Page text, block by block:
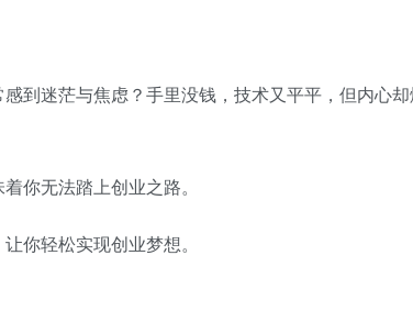
到迷茫与焦虑？手里没钱，技术又平平，但内心
你无法踏上创业之路。
你轻松实现创业梦想。